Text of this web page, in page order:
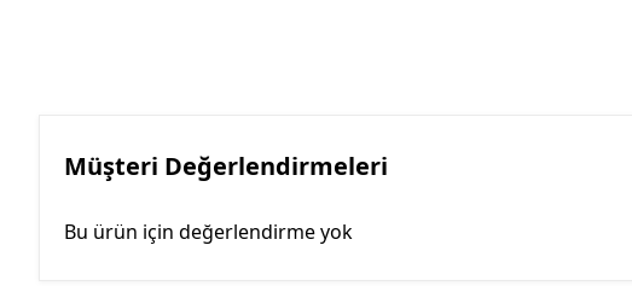
Müşteri Değerlendirmeleri
Bu ürün için değerlendirme yok